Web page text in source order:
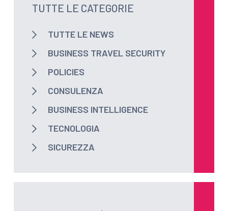
TUTTE LE CATEGORIE
TUTTE LE NEWS
BUSINESS TRAVEL SECURITY
POLICIES
CONSULENZA
BUSINESS INTELLIGENCE
TECNOLOGIA
SICUREZZA